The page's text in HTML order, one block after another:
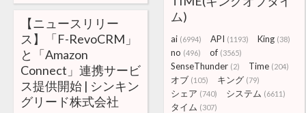
ム)
ai (6994) API (1193) King (38)
no (496) of (3565)
SenseThunder (2) Time (204)
オブ (105) キング (79)
シェア (740) システム (6611)
タイム (307)
【ニュースリリー
ス】「F-RevoCRM」
と「Amazon
Connect」連携サービ
ス提供開始 | シンキン
グリード株式会社